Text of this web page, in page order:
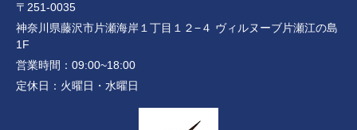
〒251-0035
神奈川県藤沢市片瀬海岸１丁目１２−４ ヴィルヌーブ片瀬江の島
1F
営業時間： 09:00~18:00
定休日： 火曜日・水曜日